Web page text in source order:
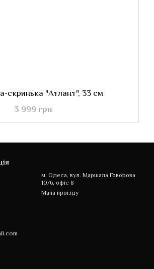
скринька "Атлант", 33 см
3 999 грн
м. Одеса, вул. Маршала Говорова
10/6, офіс 8
Мапа проїзду